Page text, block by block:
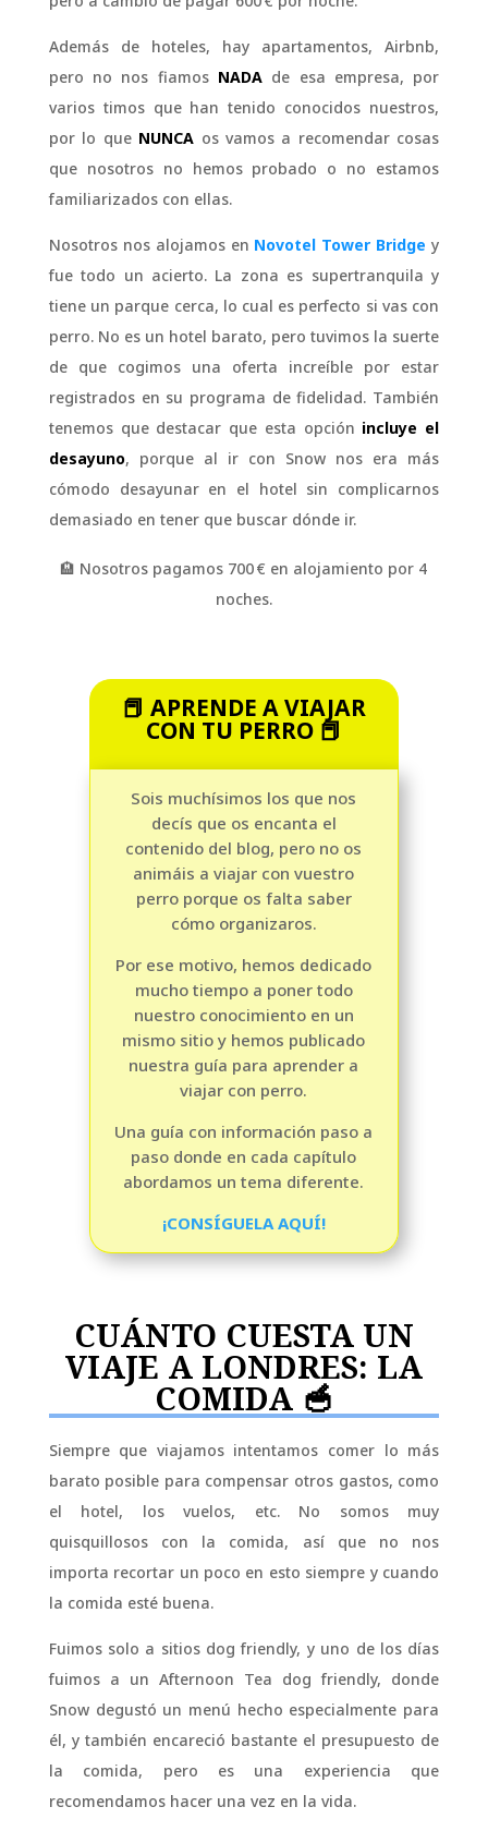
Además de hoteles, hay apartamentos, Airbnb,
pero no nos fiamos NADA de esa empresa, por
varios timos que han tenido conocidos nuestros,
por lo que NUNCA os vamos a recomendar cosas
que nosotros no hemos probado o no estamos
familiarizados con ellas.
Nosotros nos alojamos en Novotel Tower Bridge y
fue todo un acierto. La zona es supertranquila y
tiene un parque cerca, lo cual es perfecto si vas con
perro. No es un hotel barato, pero tuvimos la suerte
de que cogimos una oferta increíble por estar
registrados en su programa de fidelidad. También
tenemos que destacar que esta opción incluye el
desayuno, porque al ir con Snow nos era más
cómodo desayunar en el hotel sin complicarnos
demasiado en tener que buscar dónde ir.
🏨 Nosotros pagamos 700 € en alojamiento por 4
noches.
📕 APRENDE A VIAJAR
CON TU PERRO 📕
Sois muchísimos los que nos
decís que os encanta el
contenido del blog, pero no os
animáis a viajar con vuestro
perro porque os falta saber
cómo organizaros.
Por ese motivo, hemos dedicado
mucho tiempo a poner todo
nuestro conocimiento en un
mismo sitio y hemos publicado
nuestra guía para aprender a
viajar con perro.
Una guía con información paso a
paso donde en cada capítulo
abordamos un tema diferente.
¡CONSÍGUELA AQUÍ!
CUÁNTO CUESTA UN
VIAJE A LONDRES: LA
COMIDA 🥣
Siempre que viajamos intentamos comer lo más
barato posible para compensar otros gastos, como
el hotel, los vuelos, etc. No somos muy
quisquillosos con la comida, así que no nos
importa recortar un poco en esto siempre y cuando
la comida esté buena.
Fuimos solo a sitios dog friendly, y uno de los días
fuimos a un Afternoon Tea dog friendly, donde
Snow degustó un menú hecho especialmente para
él, y también encareció bastante el presupuesto de
la comida, pero es una experiencia que
recomendamos hacer una vez en la vida.